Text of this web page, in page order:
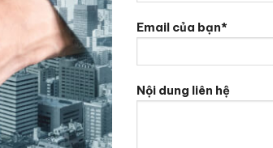
Email của bạn*
Nội dung liên hệ